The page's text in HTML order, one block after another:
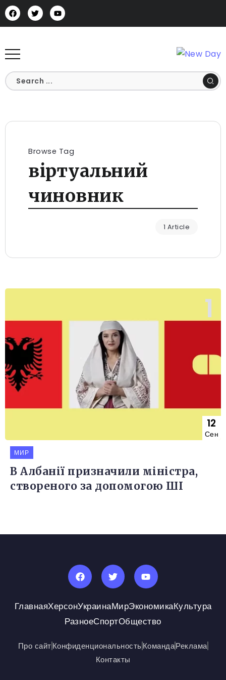
Browse Tag
віртуальний
чиновник
1 Article
12
Сен
МИР
В Албанії призначили міністра,
створеного за допомогою ШІ
ГлавнаяХерсонУкраинаМирЭкономикаКультура
РазноеСпортОбщество
Про сайтКонфиденциональностьКомандаРеклама
Контакты